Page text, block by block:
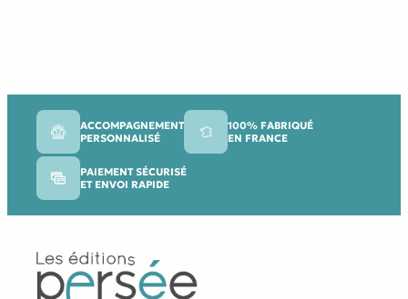
ACCOMPAGNEMENT
PERSONNALISÉ
100% FABRIQUÉ
EN FRANCE
PAIEMENT SÉCURISÉ
ET ENVOI RAPIDE